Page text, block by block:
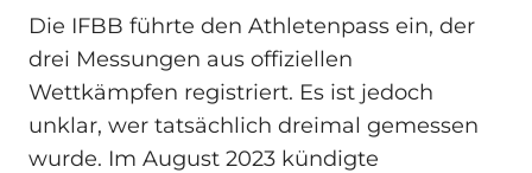
Die IFBB führte den Athletenpass ein, der
drei Messungen aus offiziellen
Wettkämpfen registriert. Es ist jedoch
unklar, wer tatsächlich dreimal gemessen
wurde. Im August 2023 kündigte